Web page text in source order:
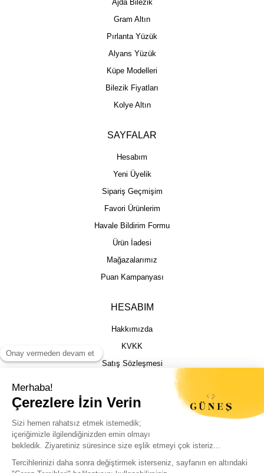
Sizin için en iyi deneyimi sunmak adına
Ajda Bilezik
Gram Altın
Pırlanta Yüzük
Alyans Yüzük
Küpe Modelleri
Bilezik Fiyatları
Kolye Altın
SAYFALAR
Hesabım
Yeni Üyelik
Sipariş Geçmişim
Favori Ürünlerim
Havale Bildirim Formu
Ürün İadesi
Mağazalarımız
Puan Kampanyası
HESABIM
Hakkımızda
KVKK
Satış Sözleşmesi
İptal İade Şartları
Kargo Takibi